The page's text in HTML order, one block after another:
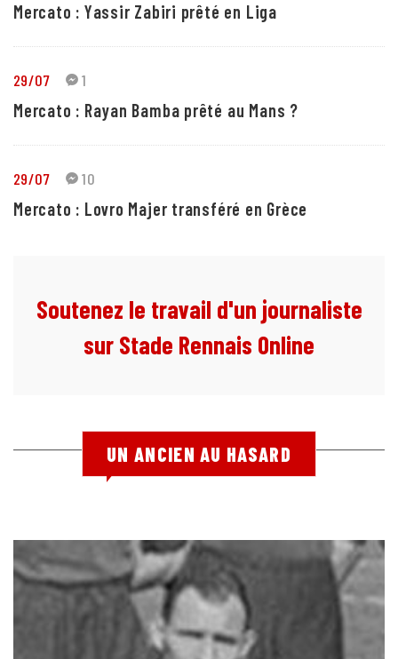
Mercato : Yassir Zabiri prêté en Liga
29/07 1
Mercato : Rayan Bamba prêté au Mans ?
29/07 10
Mercato : Lovro Majer transféré en Grèce
Soutenez le travail d'un journaliste
sur Stade Rennais Online
UN ANCIEN AU HASARD